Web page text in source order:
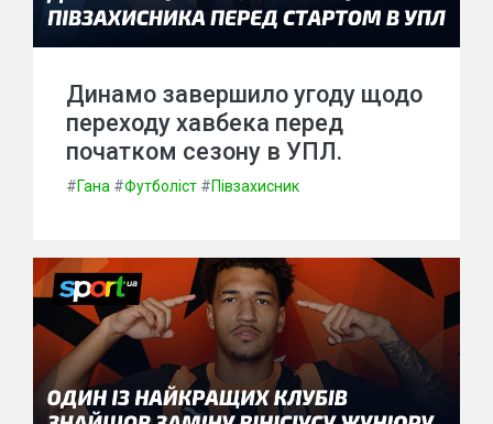
Динамо завершило угоду щодо
переходу хавбека перед
початком сезону в УПЛ.
#Гана #Футболіст #Півзахисник